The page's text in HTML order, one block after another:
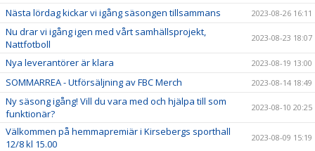
Nästa lördag kickar vi igång säsongen tillsammans 2023-08-26 16:11
Nu drar vi igång igen med vårt samhällsprojekt,
Nattfotboll
2023-08-23 18:07
Nya leverantörer är klara 2023-08-19 13:00
SOMMARREA - Utförsäljning av FBC Merch 2023-08-14 18:49
Ny säsong igång! Vill du vara med och hjälpa till som
funktionär?
2023-08-10 20:25
Välkommen på hemmapremiär i Kirsebergs sporthall
12/8 kl 15.00
2023-08-09 15:19